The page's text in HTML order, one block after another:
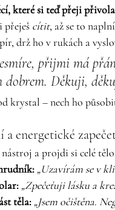
které si teď přeji
přeješ cítit, až se to
drž ho v rukách a
přijmi má
dobrem. Děkuji,
krystal – nech ho
a energetické
a projdi si celé
„Uzavírám se v
„Zpečeťuji lásku a
těla: „Jsem očištěna.